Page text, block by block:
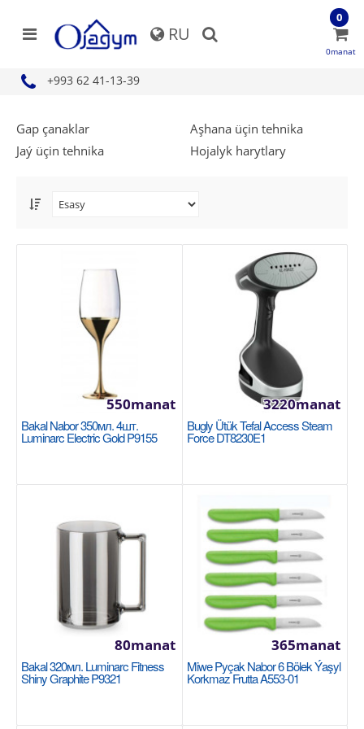
RU
+993 62 41-13-39
0
0manat
Gap çanaklar
Aşhana üçin tehnika
Jaý üçin tehnika
Hojalyk harytlary
Bakal nabor 350мл. 4шт. Luminarc Electric
Материал - Из стекла Объем - 350 мл Цвет -
золотой Кол-во в наборе - Из 4 предметов..
124
Sebede Goş
Garşylaşdyrmaga goş
Halananlara goş
Bakal Nabor 350мл. 4шт.
Luminarc Electric Gold P9155
550manat
Bugly Ütük Tefal Access Steam
Force DT8230E1
3220manat
Bakal 320мл. Luminarc Fitness
Shiny Graphite P9321
80manat
Miwe Pyçak Nabor 6 Bölek Ýaşyl
Korkmaz Frutta A553-01
365manat